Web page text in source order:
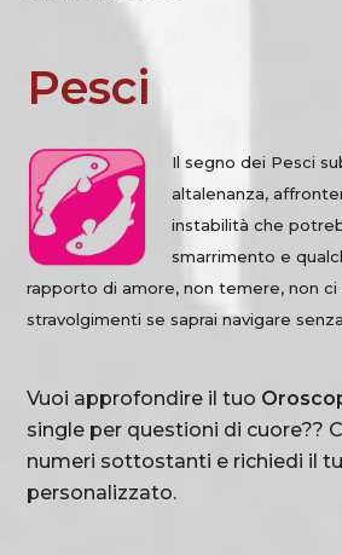
Pesci
Il segno dei Pesci
altalenanza,
instabilità che
smarrimento e
rapporto di amore, non temere, non ci
stravolgimenti se saprai navigare
Vuoi approfondire il tuo
single per questioni di cuore??
numeri sottostanti e richiedi il
personalizzato.